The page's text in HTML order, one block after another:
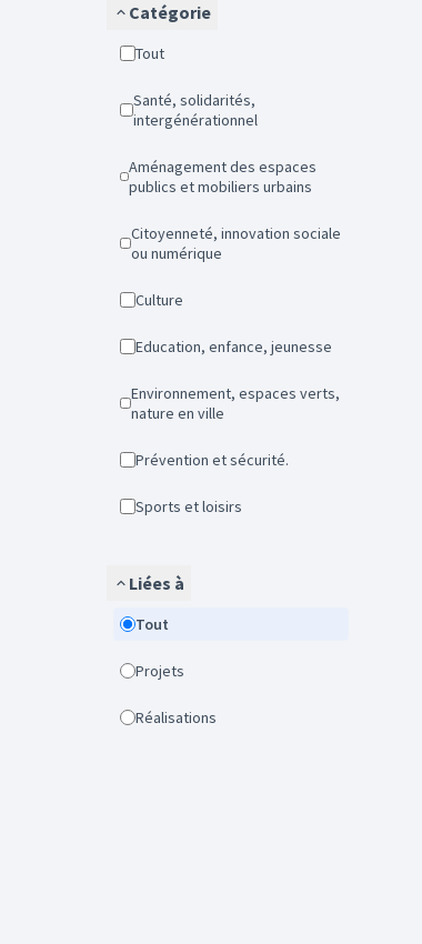
Catégorie
Tout
Santé, solidarités,
intergénérationnel
Aménagement des espaces
publics et mobiliers urbains
Citoyenneté, innovation sociale
ou numérique
Culture
Education, enfance, jeunesse
Environnement, espaces verts,
nature en ville
Prévention et sécurité.
Sports et loisirs
Liées à
Tout
Projets
Réalisations